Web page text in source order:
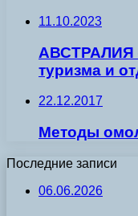
11.10.2023
АВСТРАЛИЯ
туризма и
22.12.2017
Методы
Последние записи
06.06.2026